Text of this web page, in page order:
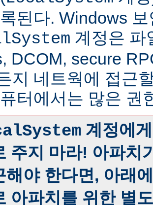
된다. Windows
계정은 파
DCOM, secure
지 네트웍에 접근
터에서는 많은 권
계정에
주지 마라! 아파치
해야 한다면, 아래
아파치를 위한 별